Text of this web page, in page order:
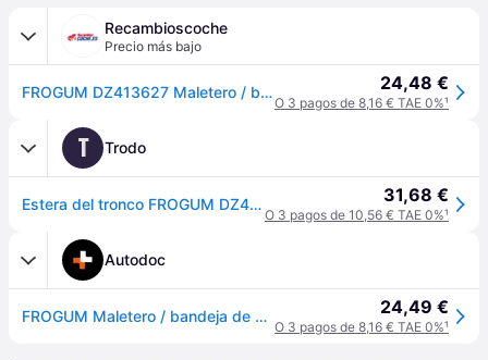
Recambioscoche
Precio más bajo
FROGUM DZ413627 Maletero / bandeja de carga Caucho, Adaptado 24,48 €
O 3 pagos de 8,16 € TAE 0%¹
T Trodo
Estera del tronco FROGUM DZ413627 Dryzone Ford Kuga III Titanium 2019+ 31,68 €
O 3 pagos de 10,56 € TAE 0%¹
Autodoc
FROGUM Maletero / bandeja de carga FORD DZ413627 Alfombrilla para maletero 24,49 €
O 3 pagos de 8,16 € TAE 0%¹